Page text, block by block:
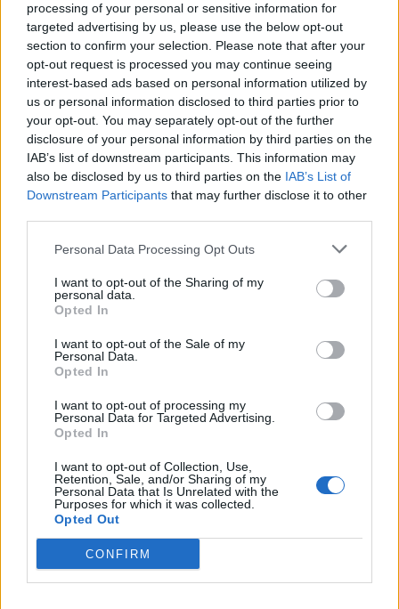
processing of your personal or sensitive information for
targeted advertising by us, please use the below opt-out
section to confirm your selection. Please note that after your
opt-out request is processed you may continue seeing
interest-based ads based on personal information utilized by
us or personal information disclosed to third parties prior to
your opt-out. You may separately opt-out of the further
disclosure of your personal information by third parties on the
IAB’s list of downstream participants. This information may
also be disclosed by us to third parties on the IAB’s List of
Downstream Participants that may further disclose it to other
Personal Data Processing Opt Outs
I want to opt-out of the Sharing of my
personal data.
Opted In
I want to opt-out of the Sale of my
Personal Data.
Opted In
I want to opt-out of processing my
Personal Data for Targeted Advertising.
Opted In
I want to opt-out of Collection, Use,
Retention, Sale, and/or Sharing of my
Personal Data that Is Unrelated with the
Purposes for which it was collected.
Opted Out
CONFIRM
Εθνική Νεανίδων: Στις 21:00
της Παρασκευής ο
προημιτελικός με τη Λιθουανία
Φίνιξ Σανς: «Έδεσαν» τον
Ντίλον Μπρουκς έως το 2030
Evergood: Άγγιξε τα 300 εκατ. ο τζίρος- Στα 10 εκατ. ευρώ το τίμημα
για το 60% του Jackaroo
75% των ΗΛΕΚΤΩΡ και THALIS –
Motor Oil
εξάμηνο 2026 με
προσαρμοσμένο EBITDA στα 1,2
δισ. ευρώ
Η συμφωνία Arval-Athlon αναδιαμορφώνει την αγορά leasing
VW: Η δύσκολη εξίσωση της
αναδιάρθρωσης
Alpha Bank: Για πρώτη φορά το
Αρχαίο Θέατρο Επιδαύρου
ESG Report 2025: Πώς η ΑΒ Βασιλόπουλος μετατρέπει τη
βιωσιμότητα σε καθημερινή πράξη